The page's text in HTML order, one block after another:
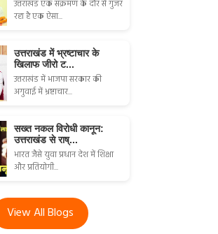
उत्तराखंड एक संक्रमण के दौर से गुजर
रहा है एक ऐसा...
उत्तराखंड में भ्रष्टाचार के
खिलाफ जीरो ट...
उत्तराखंड में भाजपा सरकार की
अगुवाई में भ्रष्टाचार...
सख्त नकल विरोधी कानून:
उत्तराखंड से राष्...
भारत जैसे युवा प्रधान देश में शिक्षा
और प्रतियोगी...
View All Blogs